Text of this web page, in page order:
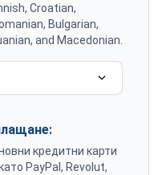
Croatian,
Bulgarian,
and Macedonian.
кредитни карти
PayPal, Revolut,